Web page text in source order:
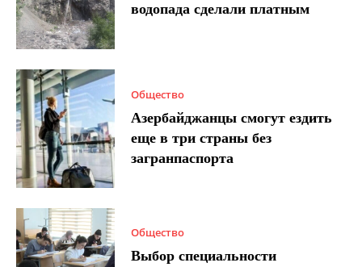
водопада сделали платным
Общество
Азербайджанцы смогут ездить
еще в три страны без
загранпаспорта
Общество
Выбор специальности